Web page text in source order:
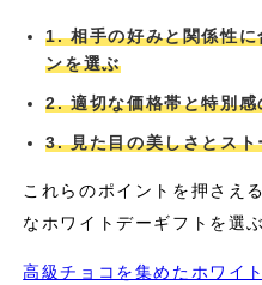
1. 相手の好みと関係性
ンを選ぶ
2. 適切な価格帯と特別
3. 見た目の美しさとス
これらのポイントを押さえ
なホワイトデーギフトを選
高級チョコを集めたホワイ